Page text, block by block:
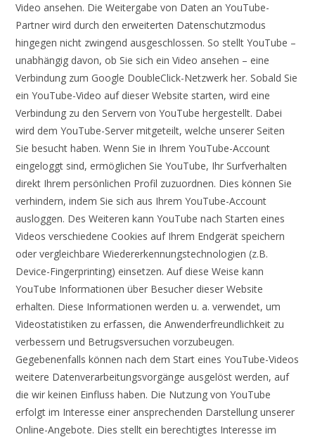
Video ansehen. Die Weitergabe von Daten an YouTube-
Partner wird durch den erweiterten Datenschutzmodus
hingegen nicht zwingend ausgeschlossen. So stellt YouTube –
unabhängig davon, ob Sie sich ein Video ansehen – eine
Verbindung zum Google DoubleClick-Netzwerk her. Sobald Sie
ein YouTube-Video auf dieser Website starten, wird eine
Verbindung zu den Servern von YouTube hergestellt. Dabei
wird dem YouTube-Server mitgeteilt, welche unserer Seiten
Sie besucht haben. Wenn Sie in Ihrem YouTube-Account
eingeloggt sind, ermöglichen Sie YouTube, Ihr Surfverhalten
direkt Ihrem persönlichen Profil zuzuordnen. Dies können Sie
verhindern, indem Sie sich aus Ihrem YouTube-Account
ausloggen. Des Weiteren kann YouTube nach Starten eines
Videos verschiedene Cookies auf Ihrem Endgerät speichern
oder vergleichbare Wiedererkennungstechnologien (z.B.
Device-Fingerprinting) einsetzen. Auf diese Weise kann
YouTube Informationen über Besucher dieser Website
erhalten. Diese Informationen werden u. a. verwendet, um
Videostatistiken zu erfassen, die Anwenderfreundlichkeit zu
verbessern und Betrugsversuchen vorzubeugen.
Gegebenenfalls können nach dem Start eines YouTube-Videos
weitere Datenverarbeitungsvorgänge ausgelöst werden, auf
die wir keinen Einfluss haben. Die Nutzung von YouTube
erfolgt im Interesse einer ansprechenden Darstellung unserer
Online-Angebote. Dies stellt ein berechtigtes Interesse im